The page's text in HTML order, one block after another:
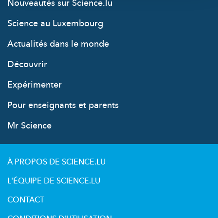
Nouveautés sur Science.lu
Science au Luxembourg
Actualités dans le monde
Découvrir
Expérimenter
Pour enseignants et parents
Mr Science
À PROPOS DE SCIENCE.LU
L'ÉQUIPE DE SCIENCE.LU
CONTACT